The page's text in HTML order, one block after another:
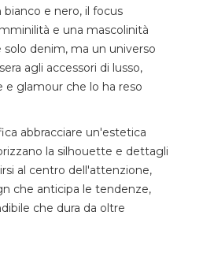
e nero, il focus
e una mascolinità
denim, ma un universo
agli accessori di lusso,
glamour che lo ha reso
abbracciare un'estetica
la silhouette e dettagli
al centro dell'attenzione,
che anticipa le tendenze,
che dura da oltre